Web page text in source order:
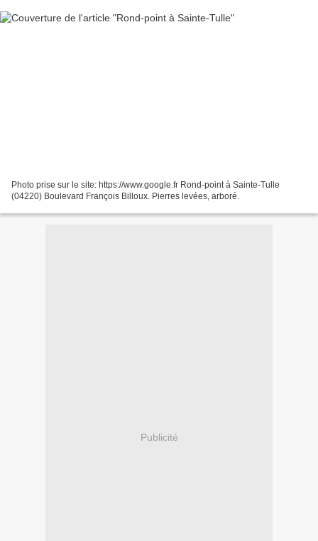
Photo prise sur le site: https://www.google.fr Rond-point à Sainte-Tulle
(04220) Boulevard François Billoux. Pierres levées, arboré.
Publicité